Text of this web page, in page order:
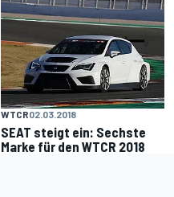
WTCR02.03.2018
SEAT steigt ein: Sechste
Marke für den WTCR 2018